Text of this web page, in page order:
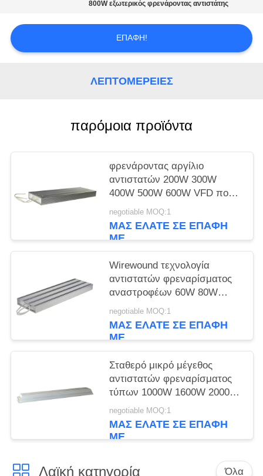
ΜΥΣΤΙΚΌΤΗΤΑΣ
800W εξωτερικός φρενάροντας αντιστάτης
ΕΠΑΦΉ!
ΛΕΠΤΟΜΈΡΕΙΕΣ
παρόμοια προϊόντα
φρενάροντας αργίλιο
αντιστατών 200W 300W
400W 500W 600W VFD που
στεγάζεται
negotiable MOQ:1
ΜΑΣ ΕΛΆΤΕ ΣΕ ΕΠΑΦΉ
ΜΕ
Wirewound τεχνολογία
αντιστατών φρεναρίσματος
αναστροφέων 60W 80W
100W 120W 150W
negotiable MOQ:1
ΜΑΣ ΕΛΆΤΕ ΣΕ ΕΠΑΦΉ
ΜΕ
Σταθερό μικρό μέγεθος
αντιστατών φρεναρίσματος
τύπων 1000W 1600W 2000W
VFD
negotiable MOQ:1
ΜΑΣ ΕΛΆΤΕ ΣΕ ΕΠΑΦΉ
ΜΕ
Λαϊκή κατηγορία Όλα